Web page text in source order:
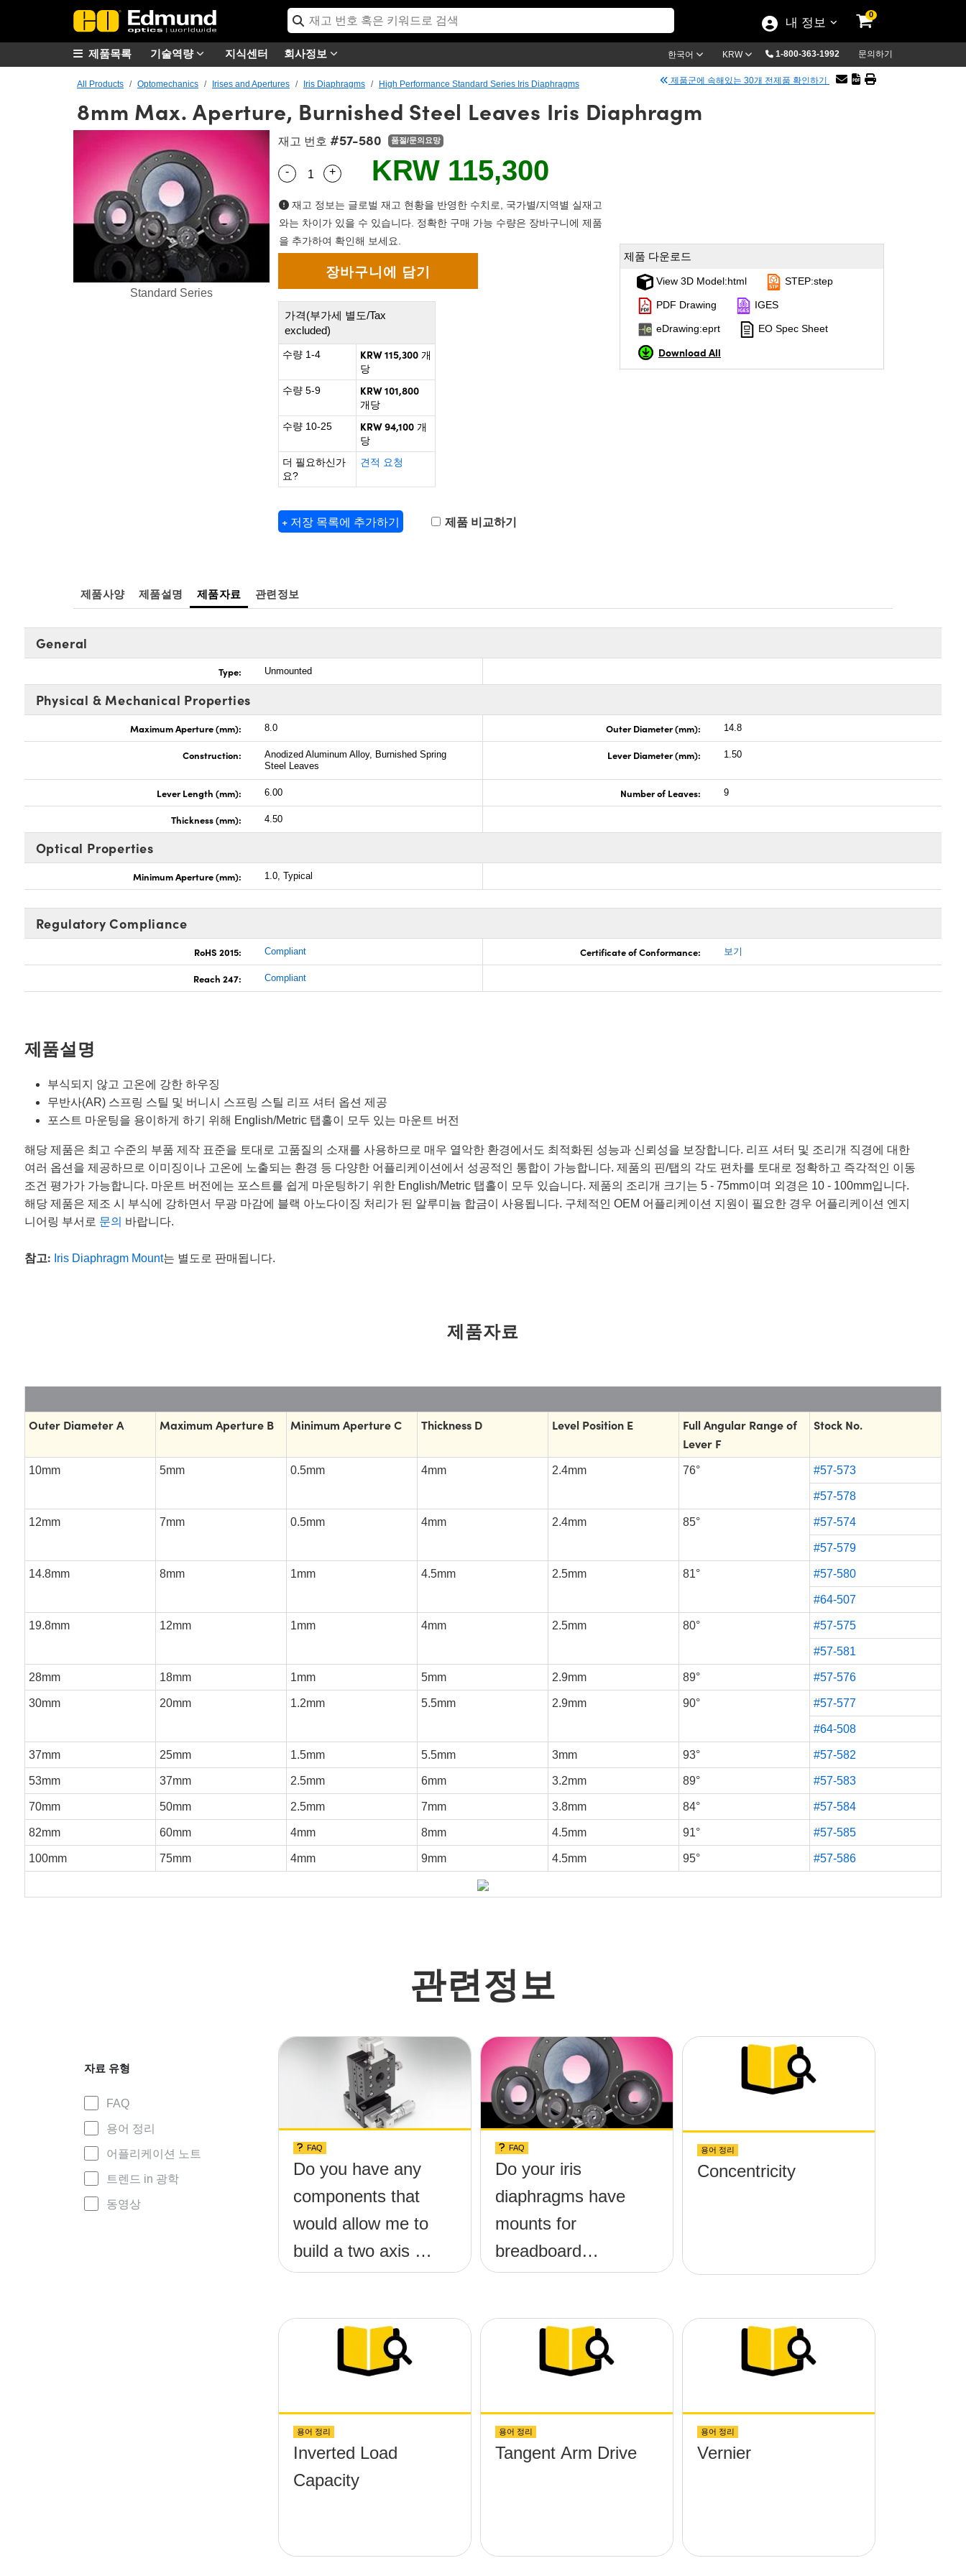
내 정보
0
기술역량 지식센터 회사정보 한국어 KRW 1-800-363-1992 문의하기
제품목록
All Products Optomechanics Irises and Apertures Iris Diaphragms High Performance Standard Series Iris Diaphragms 제품군에 속해있는 30개 전제품 확인하기
8mm Max. Aperture, Burnished Steel Leaves Iris Diaphragm
Standard Series
재고 번호 #57-580 품절/문의요망
Quantity Selector
- Use the plus and minus buttons to adjust the quantity.
+ KRW 115,300
재고 정보는 글로벌 재고 현황을 반영한 수치로, 국가별/지역별 실재고
와는 차이가 있을 수 있습니다. 정확한 구매 가능 수량은 장바구니에 제품
을 추가하여 확인해 보세요.
가격(부가세 별도/Tax
excluded)
수량 1-4 KRW 115,300 개
당
수량 5-9
KRW 101,800
개당
수량 10-25
KRW 94,100 개
당
더 필요하신가
요?
견적 요청
+ 저장 목록에 추가하기 제품 비교하기
제품 다운로드
View 3D Model:html STEP:step
PDF Drawing IGES
eDrawing:eprt EO Spec Sheet
Download All
제품사양 제품설명 제품자료 관련정보
General
Type: Unmounted
Physical & Mechanical Properties
Maximum Aperture (mm): 8.0 Outer Diameter (mm): 14.8
Construction:
Anodized Aluminum Alloy, Burnished Spring
Steel Leaves
Lever Diameter (mm): 1.50
Lever Length (mm): 6.00 Number of Leaves: 9
Thickness (mm): 4.50
Optical Properties
Minimum Aperture (mm): 1.0, Typical
Regulatory Compliance
RoHS 2015: Compliant Certificate of Conformance: 보기
Reach 247: Compliant
제품설명
부식되지 않고 고온에 강한 하우징
무반사(AR) 스프링 스틸 및 버니시 스프링 스틸 리프 셔터 옵션 제공
포스트 마운팅을 용이하게 하기 위해 English/Metric 탭홀이 모두 있는 마운트 버전
해당 제품은 최고 수준의 부품 제작 표준을 토대로 고품질의 소재를 사용하므로 매우 열악한 환경에서도 최적화된 성능과 신뢰성을 보장합니다. 리프 셔터 및 조리개 직경에 대한
여러 옵션을 제공하므로 이미징이나 고온에 노출되는 환경 등 다양한 어플리케이션에서 성공적인 통합이 가능합니다. 제품의 핀/탭의 각도 편차를 토대로 정확하고 즉각적인 이동
조건 평가가 가능합니다. 마운트 버전에는 포스트를 쉽게 마운팅하기 위한 English/Metric 탭홀이 모두 있습니다. 제품의 조리개 크기는 5 - 75mm이며 외경은 10 - 100mm입니다.
해당 제품은 제조 시 부식에 강하면서 무광 마감에 블랙 아노다이징 처리가 된 알루미늄 합금이 사용됩니다. 구체적인 OEM 어플리케이션 지원이 필요한 경우 어플리케이션 엔지
니어링 부서로 문의 바랍니다.
참고: Iris Diaphragm Mount는 별도로 판매됩니다.
제품자료
Outer Diameter A Maximum Aperture B Minimum Aperture C Thickness D Level Position E
Full Angular Range of
Lever F
Stock No.
10mm 5mm 0.5mm 4mm 2.4mm 76° #57-573
#57-578
12mm 7mm 0.5mm 4mm 2.4mm 85° #57-574
#57-579
14.8mm 8mm 1mm 4.5mm 2.5mm 81° #57-580
#64-507
19.8mm 12mm 1mm 4mm 2.5mm 80° #57-575
#57-581
28mm 18mm 1mm 5mm 2.9mm 89° #57-576
30mm 20mm 1.2mm 5.5mm 2.9mm 90° #57-577
#64-508
37mm 25mm 1.5mm 5.5mm 3mm 93° #57-582
53mm 37mm 2.5mm 6mm 3.2mm 89° #57-583
70mm 50mm 2.5mm 7mm 3.8mm 84° #57-584
82mm 60mm 4mm 8mm 4.5mm 91° #57-585
100mm 75mm 4mm 9mm 4.5mm 95° #57-586
관련정보
자료 유형
FAQ
용어 정리
어플리케이션 노트
트렌드 in 광학
동영상
FAQ
Do you have any
components that
would allow me to
build a two axis tilt
(&theta;-x,
without any
screws protruding
surface?
FAQ
Do your iris
diaphragms have
mounts for
breadboard
applications?
용어 정리
Concentricity
용어 정리
Inverted Load
Capacity
용어 정리
Tangent Arm Drive
용어 정리
Vernier